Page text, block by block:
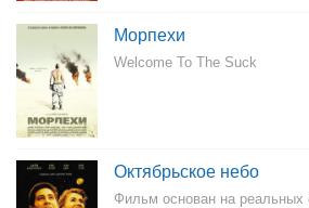
Морпехи
Welcome To The Suck
Октябрьское небо
Фильм основан на реальных